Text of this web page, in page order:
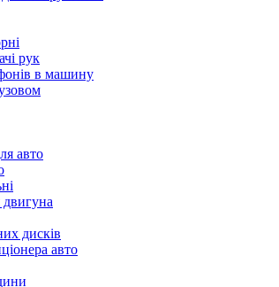
рук
в машину
авто
двигуна
дисків
авто